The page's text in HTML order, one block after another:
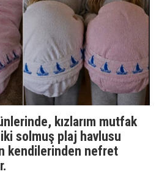
kızlarım mutfak
iki solmuş plaj havlusu
kendilerinden nefret